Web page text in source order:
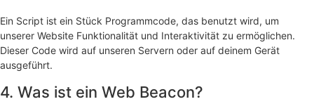
Ein Script ist ein Stück Programmcode, das benutzt wird, um
unserer Website Funktionalität und Interaktivität zu ermöglichen.
Dieser Code wird auf unseren Servern oder auf deinem Gerät
ausgeführt.
4. Was ist ein Web Beacon?